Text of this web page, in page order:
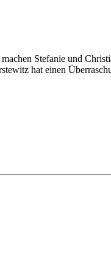
Stefanie und
hat einen